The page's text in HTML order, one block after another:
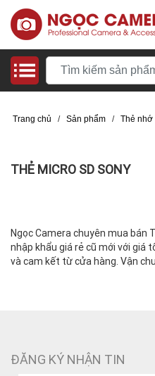
Trang chủ / Sản phẩm / Thẻ nhớ
THẺ MICRO SD SONY
Ngọc Camera chuyên mua bán
nhập khẩu giá rẻ cũ mới với giá
và cam kết từ cửa hàng. Vận
ĐĂNG KÝ NHẬN TIN